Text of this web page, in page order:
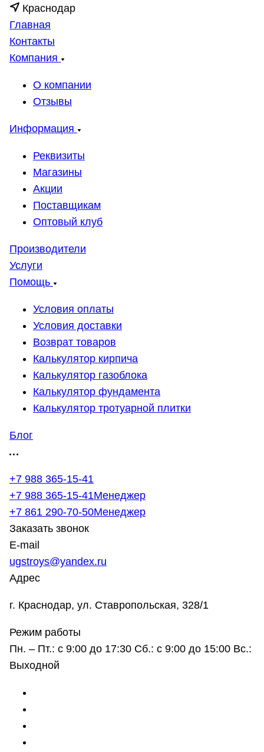
Краснодар
Главная
Контакты
Компания
О компании
Отзывы
Информация
Реквизиты
Магазины
Акции
Поставщикам
Оптовый клуб
Производители
Услуги
Помощь
Условия оплаты
Условия доставки
Возврат товаров
Калькулятор кирпича
Калькулятор газоблока
Калькулятор фундамента
Калькулятор тротуарной плитки
Блог
+7 988 365-15-41
+7 988 365-15-41Менеджер
+7 861 290-70-50Менеджер
Заказать звонок
E-mail
ugstroys@yandex.ru
Адрес
г. Краснодар, ул. Ставропольская, 328/1
Режим работы
Пн. – Пт.: с 9:00 до 17:30 Сб.: с 9:00 до 15:00 Вс.:
Выходной